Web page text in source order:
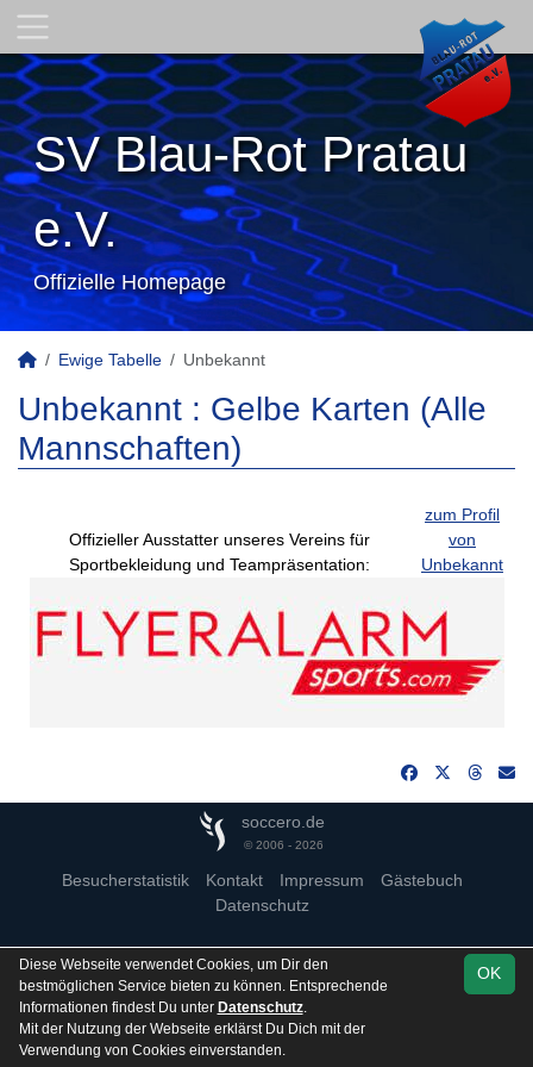
SV Blau-Rot Pratau
e.V.
Offizielle Homepage
Ewige Tabelle Unbekannt
Unbekannt : Gelbe Karten (Alle
Mannschaften)
zum Profil
von
Unbekannt
Offizieller Ausstatter unseres Vereins für
Sportbekleidung und Teampräsentation:
soccero.de
© 2006 - 2026
Besucherstatistik Kontakt Impressum
Gästebuch
Datenschutz
OK
Diese Webseite verwendet Cookies, um Dir den
bestmöglichen Service bieten zu können. Entsprechende
Informationen findest Du unter Datenschutz.
Mit der Nutzung der Webseite erklärst Du Dich mit der
Verwendung von Cookies einverstanden.